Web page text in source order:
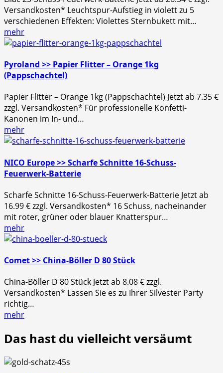
Versandkosten* Leuchtspur-Aufstieg in violett zu 5
verschiedenen Effekten: Violettes Sternbukett mit…
mehr
Pyroland >> Papier Flitter – Orange 1kg
(Pappschachtel)
Papier Flitter – Orange 1kg (Pappschachtel) Jetzt ab 7.35 €
zzgl. Versandkosten* Für professionelle Konfetti-
Kanonen im In- und…
mehr
NICO Europe >> Scharfe Schnitte 16-Schuss-
Feuerwerk-Batterie
Scharfe Schnitte 16-Schuss-Feuerwerk-Batterie Jetzt ab
16.99 € zzgl. Versandkosten* 16 Schuss, nacheinander
mit roter, grüner oder blauer Knatterspur…
mehr
Comet >> China-Böller D 80 Stück
China-Böller D 80 Stück Jetzt ab 8.08 € zzgl.
Versandkosten* Lassen Sie es zu Ihrer Silvester Party
richtig…
mehr
Das hast du vielleicht versäumt